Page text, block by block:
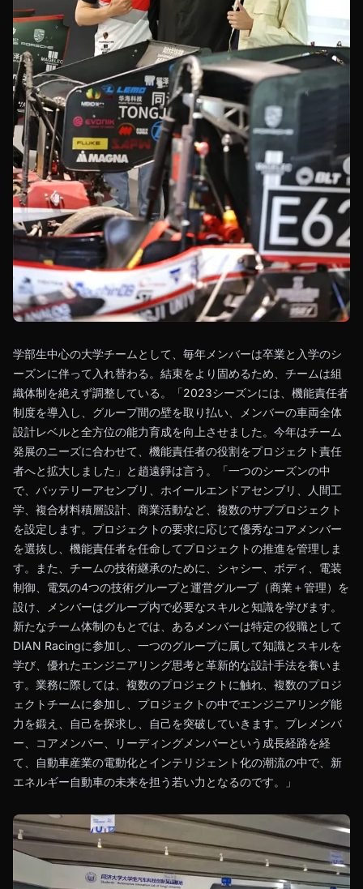
学部生中心の大学チームとして、毎年メンバーは卒業と入学のシ
ーズンに伴って入れ替わる。結束をより固めるため、チームは組
織体制を絶えず調整している。「2023シーズンには、機能責任者
制度を導入し、グループ間の壁を取り払い、メンバーの車両全体
設計レベルと全方位の能力育成を向上させました。今年はチーム
発展のニーズに合わせて、機能責任者の役割をプロジェクト責任
者へと拡大しました」と趙遠錚は言う。「一つのシーズンの中
で、バッテリーアセンブリ、ホイールエンドアセンブリ、人間工
学、複合材料積層設計、商業活動など、複数のサブプロジェクト
を設定します。プロジェクトの要求に応じて優秀なコアメンバー
を選抜し、機能責任者を任命してプロジェクトの推進を管理しま
す。また、チームの技術継承のために、シャシー、ボディ、電装
制御、電気の4つの技術グループと運営グループ（商業＋管理）を
設け、メンバーはグループ内で必要なスキルと知識を学びます。
新たなチーム体制のもとでは、あるメンバーは特定の役職として
DIAN Racingに参加し、一つのグループに属して知識とスキルを
学び、優れたエンジニアリング思考と革新的な設計手法を養いま
す。業務に際しては、複数のプロジェクトに触れ、複数のプロジ
ェクトチームに参加し、プロジェクトの中でエンジニアリング能
力を鍛え、自己を探求し、自己を突破していきます。プレメンバ
ー、コアメンバー、リーディングメンバーという成長経路を経
て、自動車産業の電動化とインテリジェント化の潮流の中で、新
エネルギー自動車の未来を担う若い力となるのです。」